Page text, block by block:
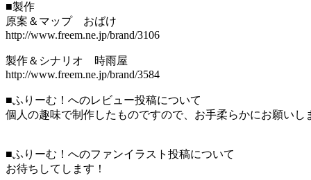
■製作
原案＆マップ おばけ
http://www.freem.ne.jp/brand/3106
製作＆シナリオ 時雨屋
http://www.freem.ne.jp/brand/3584
■ふりーむ！へのレビュー投稿について
個人の趣味で制作したものですので、お手柔らかにお願いし
■ふりーむ！へのファンイラスト投稿について
お待ちしてします！